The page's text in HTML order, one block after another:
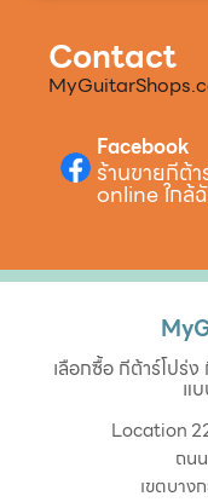
Contact
Facebook
ร้านขายกีต้
online ใกล้
เลือกซื้อ กีต้าร์โปร่
แ
Location
ถน
เขตบาง